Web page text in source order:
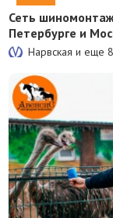
Сеть
Петербурге и
Нарвская и еще8